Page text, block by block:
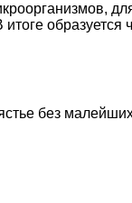
образуется
без